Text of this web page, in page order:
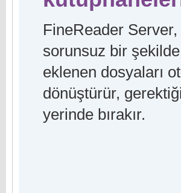
FineReader
sorunsuz bir
eklenen dosyaları
dönüştürür,
yerinde bırakır.